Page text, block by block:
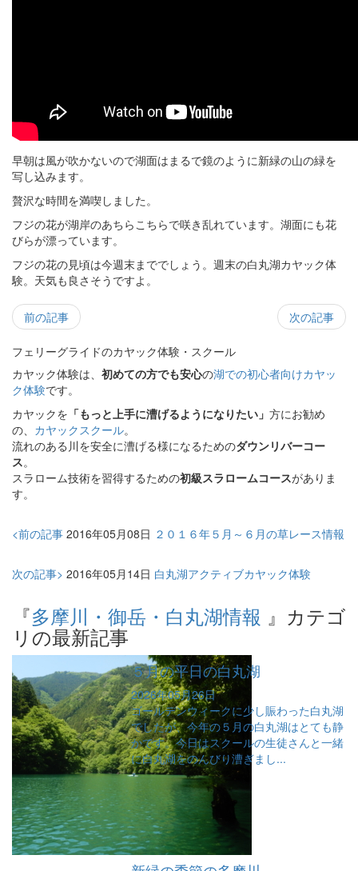
早朝は風が吹かないので湖面はまるで鏡のように新緑の山の緑を
写し込みます。
贅沢な時間を満喫しました。
フジの花が湖岸のあちらこちらで咲き乱れています。湖面にも花
びらが漂っています。
フジの花の見頃は今週末まででしょう。週末の白丸湖カヤック体
験。天気も良さそうですよ。
前の記事 次の記事
フェリーグライドのカヤック体験・スクール
カヤック体験は、 初めての方でも安心の湖での初心者向けカヤッ
ク体験です。
カヤックを 「もっと上手に漕げるようになりたい」 方にお勧め
の、 カヤックスクール。
流れのある川を安全に漕げる様になるためのダウンリバーコー
ス。
スラローム技術を習得するための初級スラロームコースがありま
す。
<前の記事 2016年05月08日 ２０１６年５月～６月の草レース情報
次の記事> 2016年05月14日 白丸湖アクティブカヤック体験
『多摩川・御岳・白丸湖情報 』カテゴ
リの最新記事
５月の平日の白丸湖
2026年05月26日
ゴールデンウィークに少し賑わった白丸湖
でしたが、今年の５月の白丸湖はとても静
かです。今日はスクールの生徒さんと一緒
に白丸湖をのんびり漕ぎまし...